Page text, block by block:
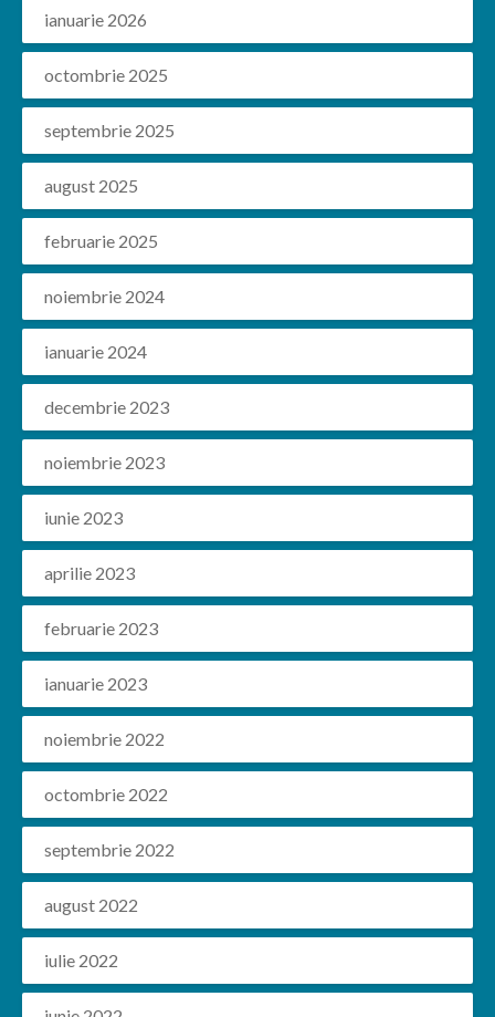
ianuarie 2026
octombrie 2025
septembrie 2025
august 2025
februarie 2025
noiembrie 2024
ianuarie 2024
decembrie 2023
noiembrie 2023
iunie 2023
aprilie 2023
februarie 2023
ianuarie 2023
noiembrie 2022
octombrie 2022
septembrie 2022
august 2022
iulie 2022